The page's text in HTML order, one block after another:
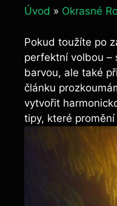
Úvod » Okrasné
Pokud toužíte po
perfektní volbou –
barvou, ale také
článku
vytvořit
tipy, které